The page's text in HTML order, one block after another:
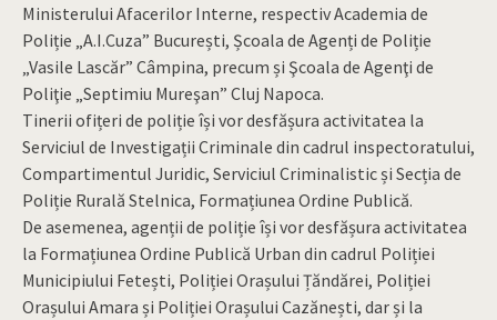
Ministerului Afacerilor Interne, respectiv Academia de
Poliție „A.I.Cuza” București, Școala de Agenți de Poliție
„Vasile Lascăr” Câmpina, precum și Şcoala de Agenţi de
Poliţie „Septimiu Mureşan” Cluj Napoca.
Tinerii ofițeri de poliție își vor desfășura activitatea la
Serviciul de Investigații Criminale din cadrul inspectoratului,
Compartimentul Juridic, Serviciul Criminalistic și Secția de
Poliție Rurală Stelnica, Formațiunea Ordine Publică.
De asemenea, agenții de poliție își vor desfășura activitatea
la Formațiunea Ordine Publică Urban din cadrul Poliției
Municipiului Fetești, Poliției Orașului Țăndărei, Poliției
Orașului Amara și Poliției Orașului Cazănești, dar și la